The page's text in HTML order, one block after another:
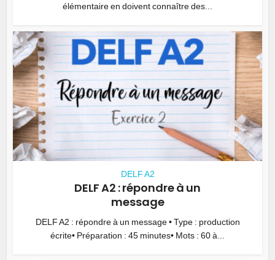
élémentaire en doivent connaître des...
DELF A2
DELF A2 : répondre à un
message
DELF A2 : répondre à un message • Type : production
écrite• Préparation : 45 minutes• Mots : 60 à...